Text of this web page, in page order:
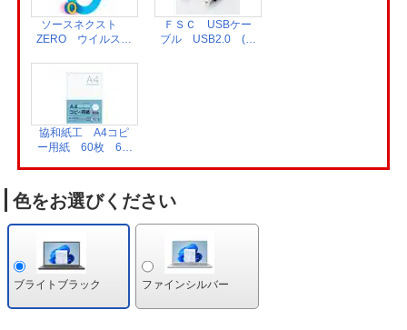
ソースネクスト
ZERO ウイルスセ
1台 カード版
336210
ＦＳＣ USBケー
ブル USB2.0 (A-
協和紙工 A4コピ
ー用紙 60枚 62-
色をお選びください
ブライトブラック ファインシルバー